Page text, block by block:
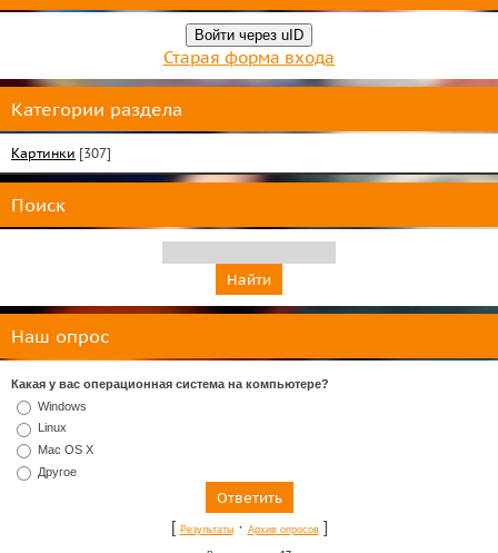
Войти через uID
Старая форма входа
Категории раздела
Картинки [307]
Поиск
Наш опрос
Какая у вас операционная система на компьютере?
Windows
Linux
Mac OS X
Другое
[ Результаты· Архив опросов]